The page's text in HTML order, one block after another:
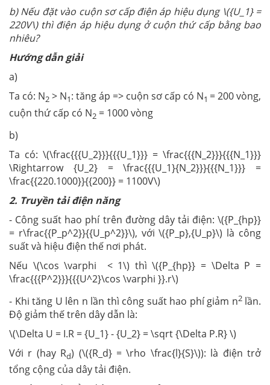
b) Nếu đặt vào cuộn sơ cấp điện áp hiệu dụng \({U_1} =
220V\) thì điện áp hiệu dụng ở cuộn thứ cấp bằng bao
nhiêu?
Hướng dẫn giải
a)
Ta có: N2 > N1: tăng áp => cuộn sơ cấp có N1 = 200 vòng,
cuộn thứ cấp có N2 = 1000 vòng
b)
Ta có: \(\frac{{{U_2}}}{{{U_1}}} = \frac{{{N_2}}}{{{N_1}}}
\Rightarrow {U_2} = \frac{{{U_1}{N_2}}}{{{N_1}}} =
\frac{{220.1000}}{{200}} = 1100V\)
2. Truyền tải điện năng
- Công suất hao phí trên đường dây tải điện: \({P_{hp}}
= r\frac{{P_p^2}}{{U_p^2}}\), với \({P_p},{U_p}\) là công
suất và hiệu điện thế nơi phát.
Nếu \(\cos \varphi < 1\) thì \({P_{hp}} = \Delta P =
\frac{{{P^2}}}{{{U^2}\cos \varphi }}.r\)
- Khi tăng U lên n lần thì công suất hao phí giảm n2lần.
Độ giảm thế trên dây dẫn là:
\(\Delta U = I.R = {U_1} - {U_2} = \sqrt {\Delta P.R} \)
Với r (hay Rd) (\({R_d} = \rho \frac{l}{S}\)): là điện trở
tổng cộng của dây tải điện.